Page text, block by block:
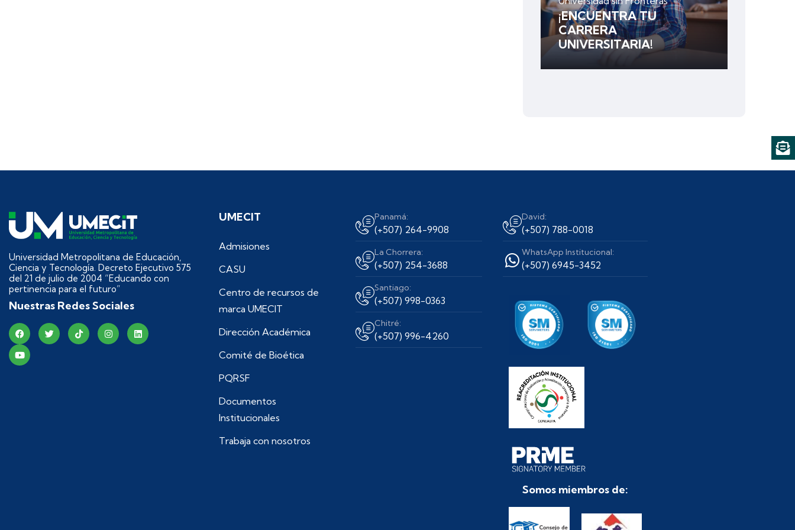
¡ENCUENTRA TU
CARRERA
UNIVERSITARIA!
Universidad Metropolitana de Educación,
Ciencia y Tecnología. Decreto Ejecutivo 575
del 21 de julio de 2004 “Educando con
pertinencia para el futuro”
Nuestras Redes Sociales
UMECIT
Admisiones
CASU
Centro de recursos de
marca UMECIT
Dirección Académica
Comité de Bioética
PQRSF
Documentos
Institucionales
Trabaja con nosotros
Panamá:
(+507) 264-9908
La Chorrera:
(+507) 254-3688
Santiago:
(+507) 998-0363
Chitré:
(+507) 996-4260
David:
(+507) 788-0018
WhatsApp Institucional:
(+507) 6945-3452
Somos miembros de: